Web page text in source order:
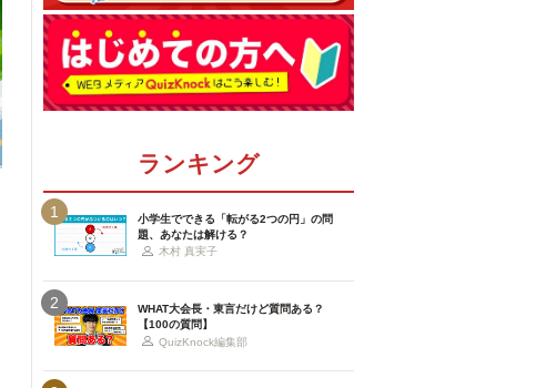
ランキング
1
小学生でできる「転がる2つの円」の問
題、あなたは解ける？
木村 真実子
2
WHAT大会長・東言だけど質問ある？
【100の質問】
QuizKnock編集部